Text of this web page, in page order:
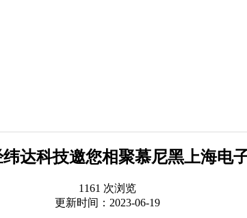
达科技邀您相聚慕尼黑上海电
1161 次浏览
更新时间：2023-06-19